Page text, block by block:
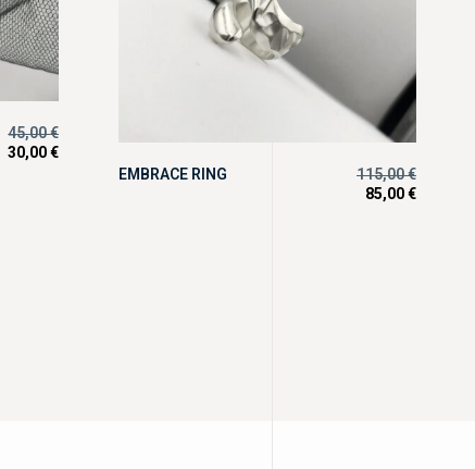
45,00€
30,00€
EMBRACE RING
115,00€
85,00€